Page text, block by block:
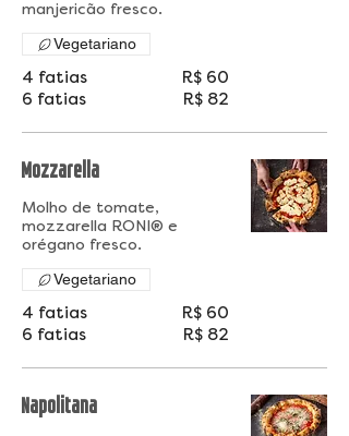
4 fatias
R$ 60
6 fatias
R$ 82
Vegetariano
Mozzarella
Molho de tomate,
mozzarella RONI® e
4 fatias
R$ 60
6 fatias
R$ 82
Vegetariano
Napolitana